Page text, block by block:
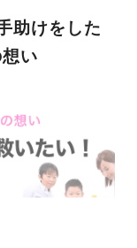
助けをした
い